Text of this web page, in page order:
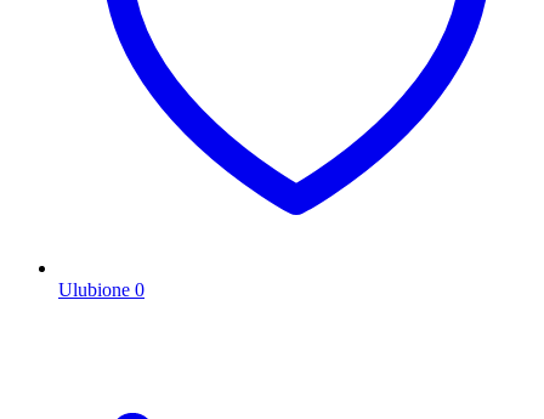
Ulubione 0